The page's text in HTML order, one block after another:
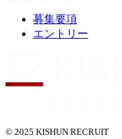
募集要項
エントリー
© 2025 KISHUN RECRUIT